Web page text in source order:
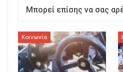
Μπορεί επίσης να σας
Κοινωνία